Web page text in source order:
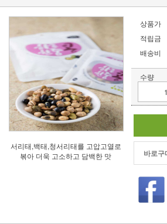
서리태,백태,청서리태를 고압고열로
볶아 더욱 고소하고 담백한 맛
상품가
적립금
배송비
수량
바로구